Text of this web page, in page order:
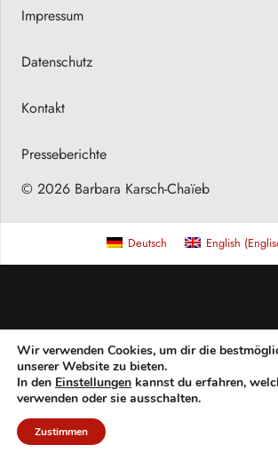
Impressum
Datenschutz
Kontakt
Presseberichte
© 2026 Barbara Karsch-Chaïeb
Wir verwenden Cookies, um dir die
unserer Website zu bieten.
In den Einstellungen kannst du erfahren,
verwenden oder sie ausschalten.
Zustimmen
Deutsch English (